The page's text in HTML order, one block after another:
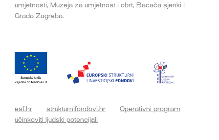
umjetnosti, Muzeja za umjetnost i obrt, Bacača sjenki i
Grada Zagreba.
esf.hr strukturnifondovi.hr
Operativni program
učinkoviti ljudski potencijali